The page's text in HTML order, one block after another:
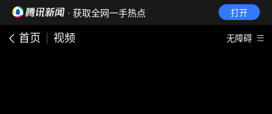
· 获取全网一手热点 打开
首页 视频 无障碍